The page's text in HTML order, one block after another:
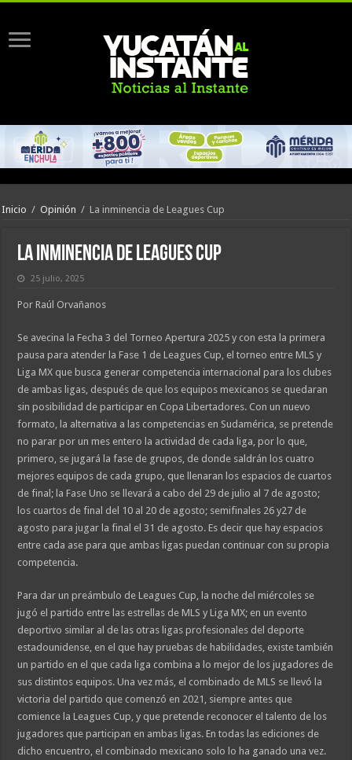
Inicio / Opinión / La inminencia de Leagues Cup
La inminencia de Leagues Cup
25 julio, 2025
PorRaúl Orvañanos
Se avecina la Fecha 3 del Torneo Apertura 2025 y con esta la primera
pausa para atender la Fase 1 de Leagues Cup, el torneo entre MLS y
Liga MX que busca generar competencia internacional para los clubes
de ambas ligas, después de que los equipos mexicanos se quedaran
sin posibilidad de participar en Copa Libertadores. Con un nuevo
formato, la alternativa a las competencias en Sudamérica, se pretende
no parar por un mes entero la actividad de cada liga, por lo que,
primero, se jugará la fase de grupos, de donde saldrán los cuatro
mejores equipos de cada grupo, que llenaran los espacios de cuartos
de final; la Fase Uno se llevará a cabo del 29 de julio al 7 de agosto;
los cuartos de final del 10 al 20 de agosto; semifinales 26 y27 de
agosto para jugar la final el 31 de agosto. Es decir que hay espacios
entre cada ase para que ambas ligas puedan continuar con su propia
competencia.
Para dar un preámbulo de Leagues Cup, la noche del miércoles se
jugó el partido entre las estrellas de MLS y Liga MX; en un evento
deportivo similar al de las otras ligas profesionales del deporte
estadounidense, en el que hay pruebas de habilidades, existe también
un partido en el que cada liga combina a lo mejor de los jugadores de
sus distintos equipos. Una vez más, el combinado de MLS se llevó la
victoria del partido que comenzó en 2021, siempre antes que
comience la Leagues Cup, y que pretende reconocer el talento de los
jugadores que participan en ambas ligas. En todas las ediciones de
dicho encuentro, el combinado mexicano solo lo ha ganado una vez.